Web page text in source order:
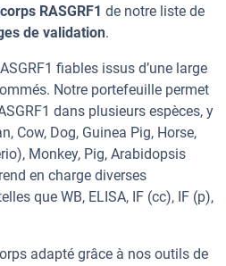
RASGRF1 de notre liste de
de validation.
fiables issus d’une large
Notre portefeuille permet
dans plusieurs espèces, y
Cow, Dog, Guinea Pig, Horse,
Monkey, Pig, Arabidopsis
en charge diverses
que WB, ELISA, IF (cc), IF (p),
adapté grâce à nos outils de